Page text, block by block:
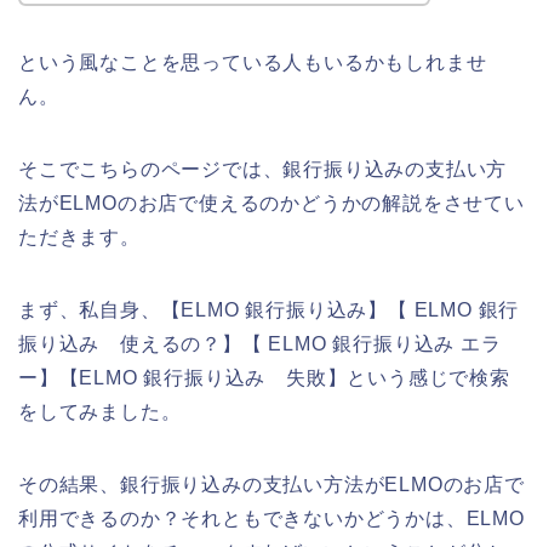
という風なことを思っている人もいるかもしれませ
ん。
そこでこちらのページでは、銀行振り込みの支払い方
法がELMOのお店で使えるのかどうかの解説をさせてい
ただきます。
まず、私自身、【ELMO 銀行振り込み】【 ELMO 銀行
振り込み 使えるの？】【 ELMO 銀行振り込み エラ
ー】【ELMO 銀行振り込み 失敗】という感じで検索
をしてみました。
その結果、銀行振り込みの支払い方法がELMOのお店で
利用できるのか？それともできないかどうかは、ELMO